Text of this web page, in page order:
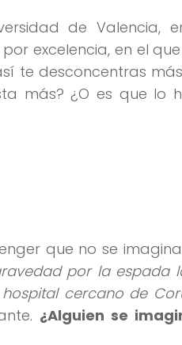
de Valencia,
excelencia, en el
te desconcentras
más? ¿O es que lo
que no se
por la espada
cercano de
¿Alguien se